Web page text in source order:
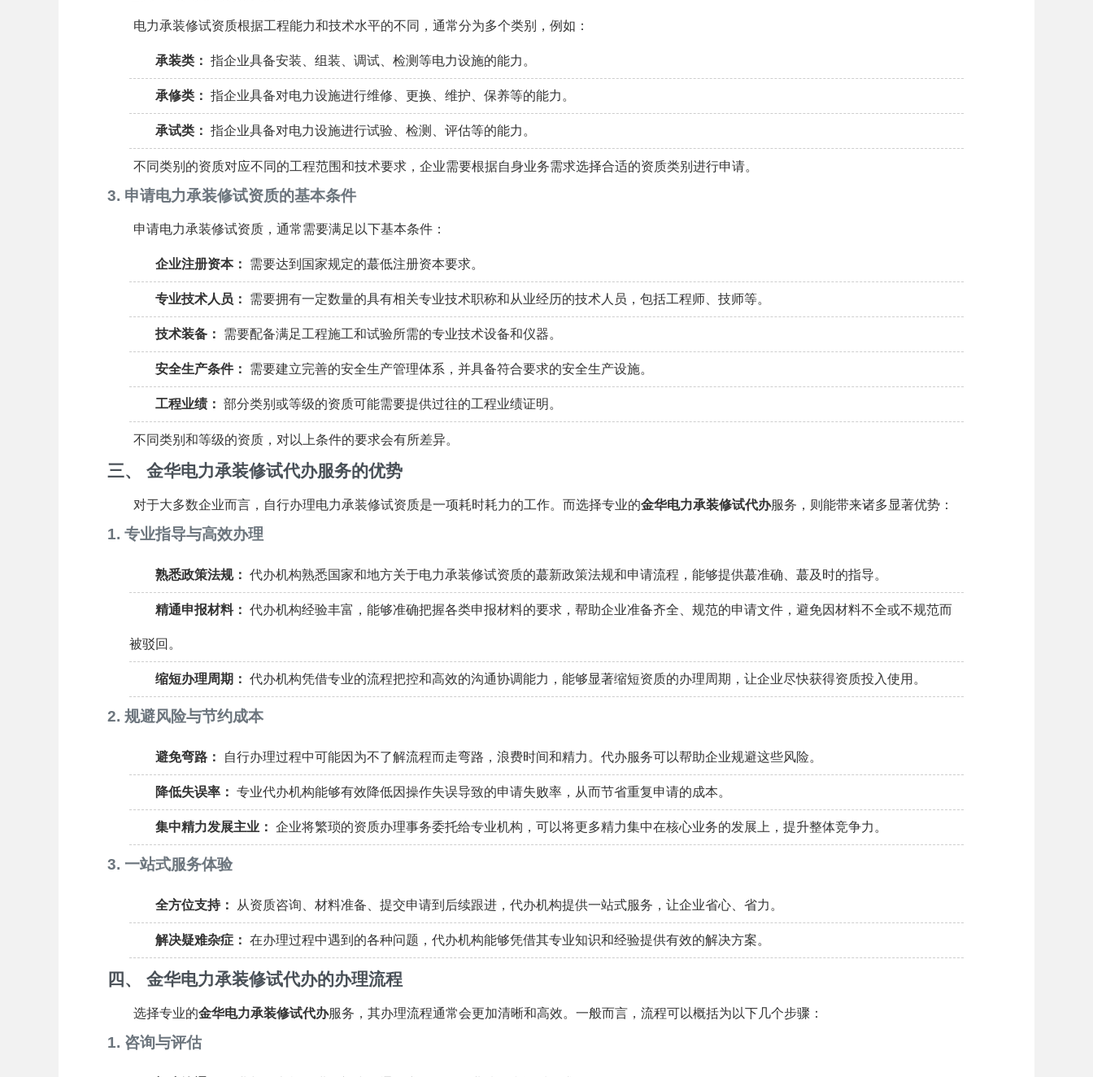
电力承装修试资质根据工程能力和技术水平的不同，通常分为多个类别，例如：
承装类： 指企业具备安装、组装、调试、检测等电力设施的能力。
承修类： 指企业具备对电力设施进行维修、更换、维护、保养等的能力。
承试类： 指企业具备对电力设施进行试验、检测、评估等的能力。
不同类别的资质对应不同的工程范围和技术要求，企业需要根据自身业务需求选择合适的资质类别进行申请。
3. 申请电力承装修试资质的基本条件
申请电力承装修试资质，通常需要满足以下基本条件：
企业注册资本： 需要达到国家规定的蕞低注册资本要求。
专业技术人员： 需要拥有一定数量的具有相关专业技术职称和从业经历的技术人员，包括工程师、技师等。
技术装备： 需要配备满足工程施工和试验所需的专业技术设备和仪器。
安全生产条件： 需要建立完善的安全生产管理体系，并具备符合要求的安全生产设施。
工程业绩： 部分类别或等级的资质可能需要提供过往的工程业绩证明。
不同类别和等级的资质，对以上条件的要求会有所差异。
三、 金华电力承装修试代办服务的优势
对于大多数企业而言，自行办理电力承装修试资质是一项耗时耗力的工作。而选择专业的金华电力承装修试代办服务，则能带来诸多显著优势：
1. 专业指导与高效办理
熟悉政策法规： 代办机构熟悉国家和地方关于电力承装修试资质的蕞新政策法规和申请流程，能够提供蕞准确、蕞及时的指导。
精通申报材料： 代办机构经验丰富，能够准确把握各类申报材料的要求，帮助企业准备齐全、规范的申请文件，避免因材料不全或不规范而
被驳回。
缩短办理周期： 代办机构凭借专业的流程把控和高效的沟通协调能力，能够显著缩短资质的办理周期，让企业尽快获得资质投入使用。
2. 规避风险与节约成本
避免弯路： 自行办理过程中可能因为不了解流程而走弯路，浪费时间和精力。代办服务可以帮助企业规避这些风险。
降低失误率： 专业代办机构能够有效降低因操作失误导致的申请失败率，从而节省重复申请的成本。
集中精力发展主业： 企业将繁琐的资质办理事务委托给专业机构，可以将更多精力集中在核心业务的发展上，提升整体竞争力。
3. 一站式服务体验
全方位支持： 从资质咨询、材料准备、提交申请到后续跟进，代办机构提供一站式服务，让企业省心、省力。
解决疑难杂症： 在办理过程中遇到的各种问题，代办机构能够凭借其专业知识和经验提供有效的解决方案。
四、 金华电力承装修试代办的办理流程
选择专业的金华电力承装修试代办服务，其办理流程通常会更加清晰和高效。一般而言，流程可以概括为以下几个步骤：
1. 咨询与评估